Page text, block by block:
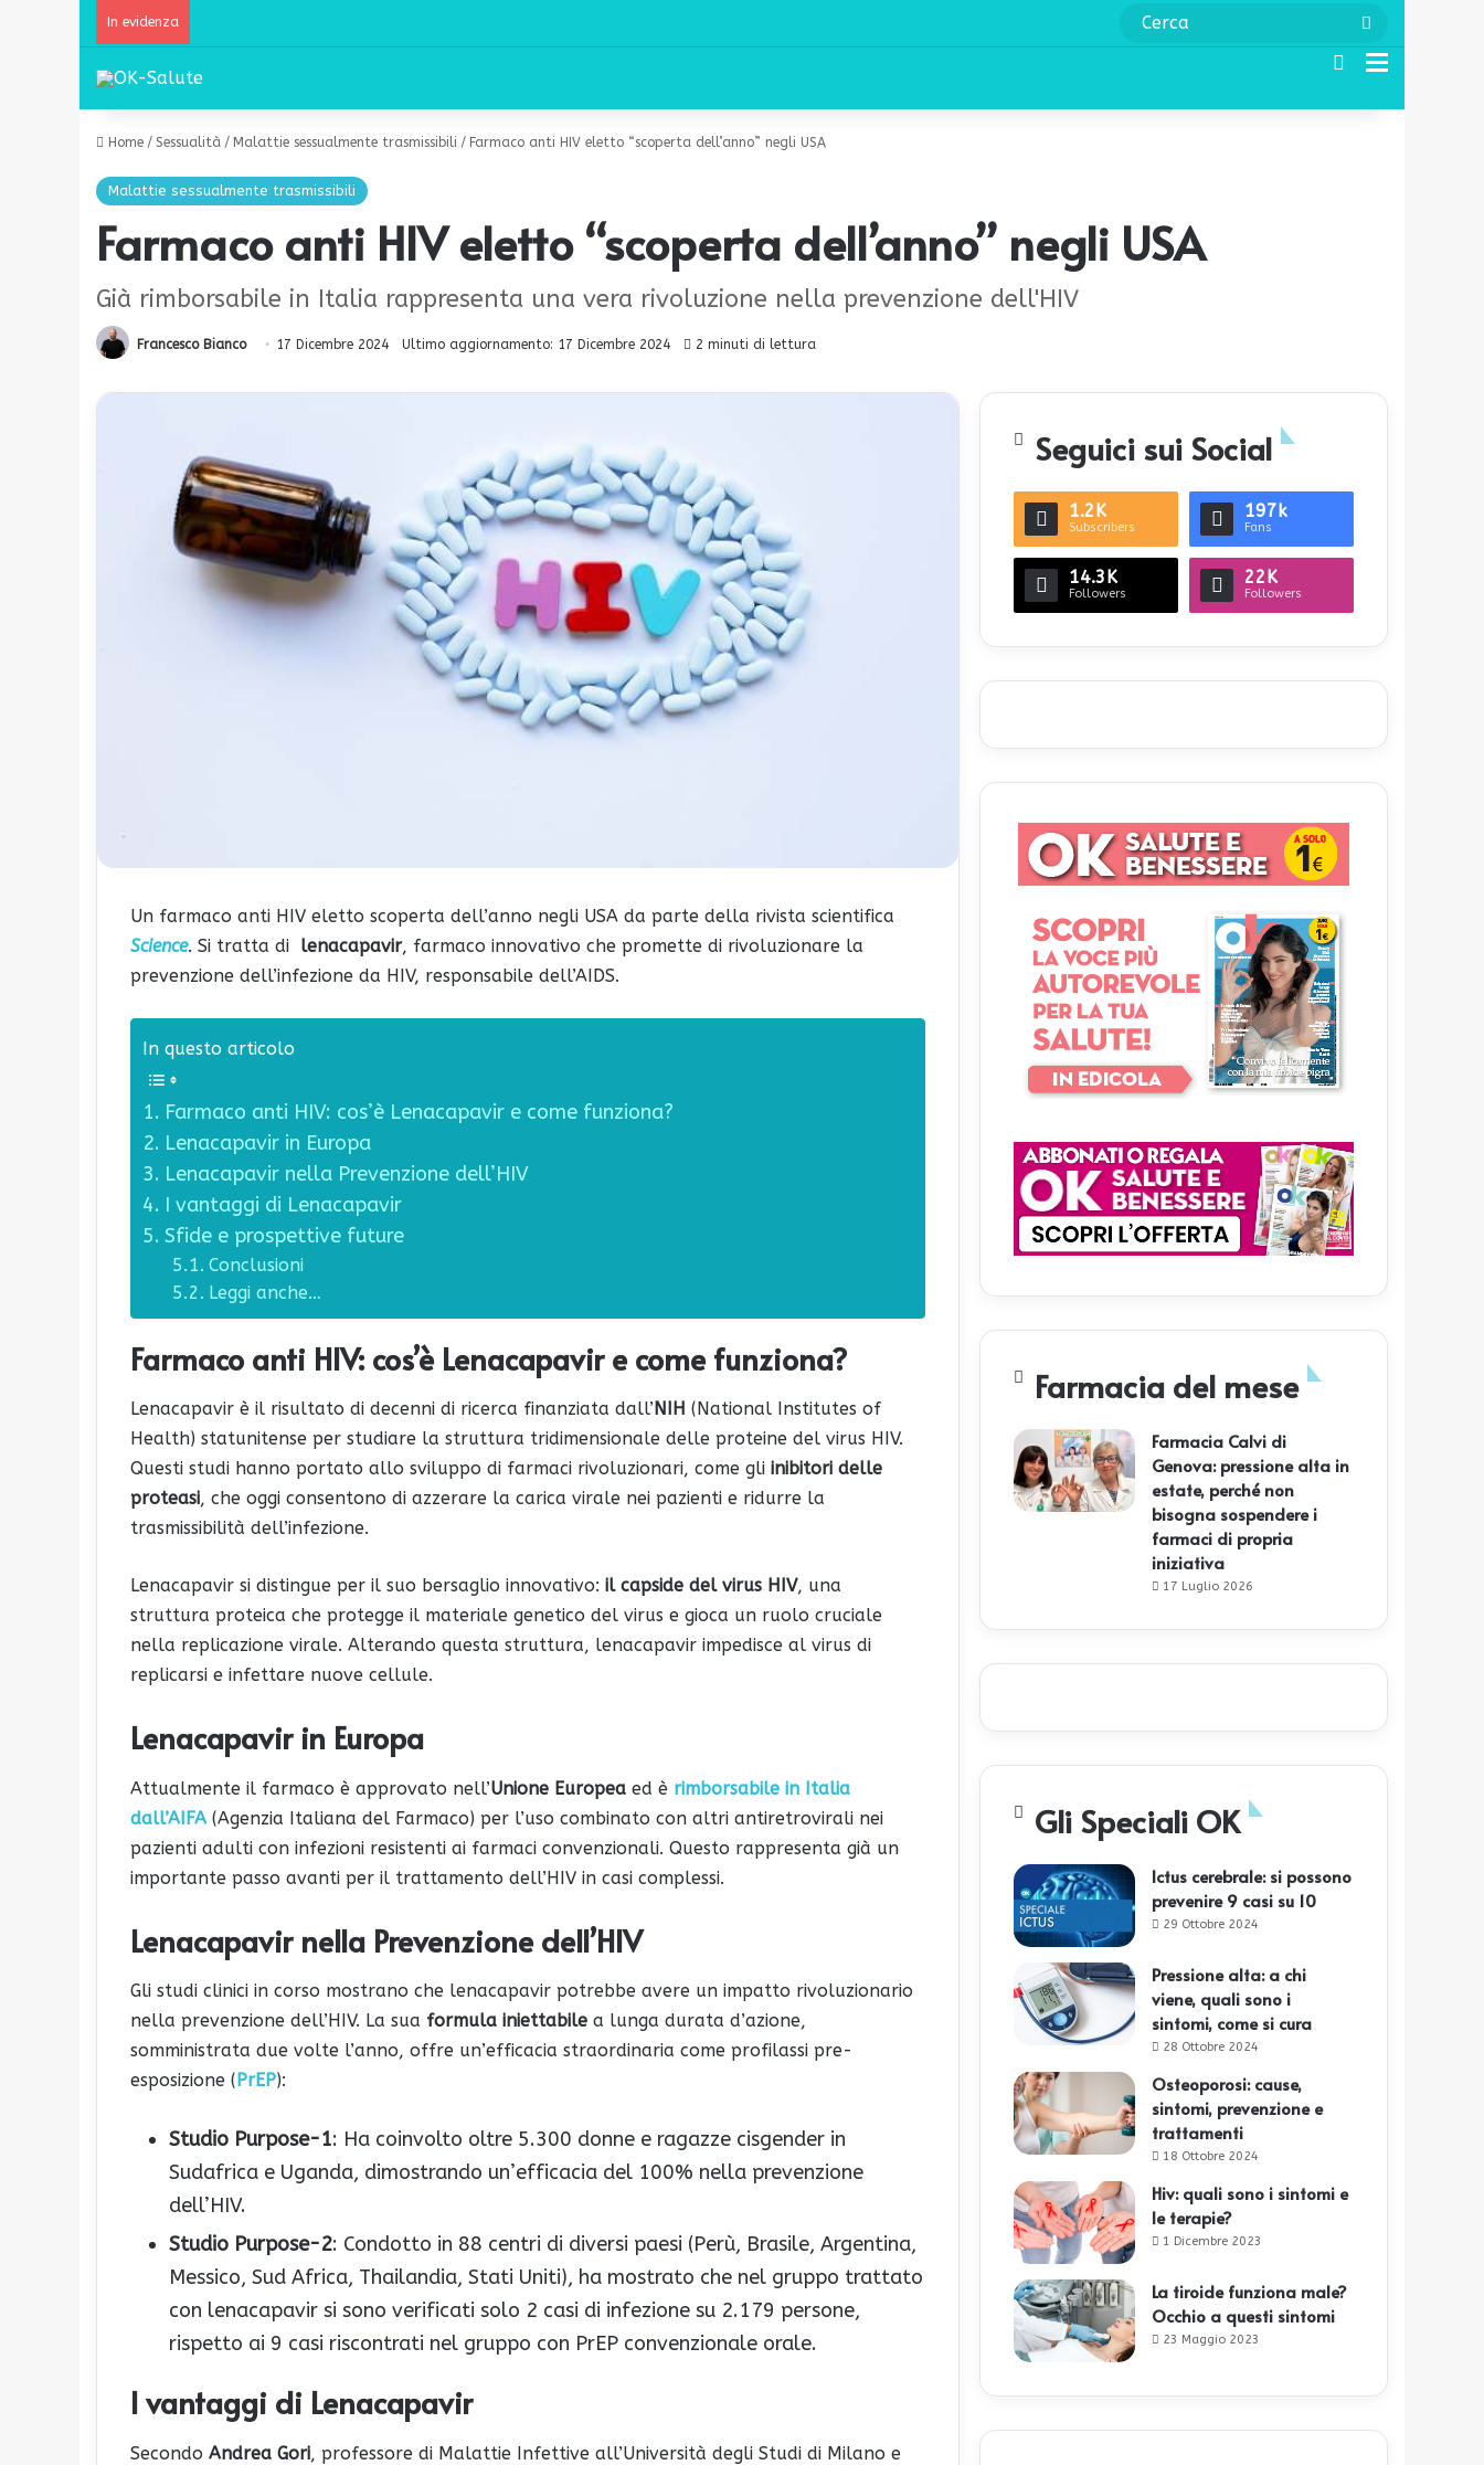
In evidenza
Cerca
Home / Sessualità / Malattie sessualmente trasmissibili / Farmaco anti HIV eletto “scoperta dell’anno” negli USA
Malattie sessualmente trasmissibili
Farmaco anti HIV eletto “scoperta dell’anno” negli USA
Già rimborsabile in Italia rappresenta una vera rivoluzione nella prevenzione dell'HIV
Francesco Bianco 17 Dicembre 2024 Ultimo aggiornamento: 17 Dicembre 2024 2 minuti di lettura
Un farmaco anti HIV eletto scoperta dell’anno negli USA da parte della rivista scientifica
Science. Si tratta di lenacapavir, farmaco innovativo che promette di rivoluzionare la
prevenzione dell’infezione da HIV, responsabile dell’AIDS.
In questo articolo
Farmaco anti HIV: cos’è Lenacapavir e come funziona?
Lenacapavir in Europa
Lenacapavir nella Prevenzione dell’HIV
I vantaggi di Lenacapavir
Sfide e prospettive future
Conclusioni
Leggi anche…
Farmaco anti HIV: cos’è Lenacapavir e come funziona?
Lenacapavir è il risultato di decenni di ricerca finanziata dall’NIH (National Institutes of
Health) statunitense per studiare la struttura tridimensionale delle proteine del virus HIV.
Questi studi hanno portato allo sviluppo di farmaci rivoluzionari, come gli inibitori delle
proteasi, che oggi consentono di azzerare la carica virale nei pazienti e ridurre la
trasmissibilità dell’infezione.
Lenacapavir si distingue per il suo bersaglio innovativo: il capside del virus HIV, una
struttura proteica che protegge il materiale genetico del virus e gioca un ruolo cruciale
nella replicazione virale. Alterando questa struttura, lenacapavir impedisce al virus di
replicarsi e infettare nuove cellule.
Lenacapavir in Europa
Attualmente il farmaco è approvato nell’Unione Europea ed è rimborsabile in Italia
dall’AIFA(Agenzia Italiana del Farmaco) per l’uso combinato con altri antiretrovirali nei
pazienti adulti con infezioni resistenti ai farmaci convenzionali. Questo rappresenta già un
importante passo avanti per il trattamento dell’HIV in casi complessi.
Lenacapavir nella Prevenzione dell’HIV
Gli studi clinici in corso mostrano che lenacapavir potrebbe avere un impatto rivoluzionario
nella prevenzione dell’HIV. La sua formula iniettabile a lunga durata d’azione,
somministrata due volte l’anno, offre un’efficacia straordinaria come profilassi pre-
esposizione (PrEP):
Studio Purpose-1: Ha coinvolto oltre 5.300 donne e ragazze cisgender in
Sudafrica e Uganda, dimostrando un’efficacia del 100% nella prevenzione
dell’HIV.
Studio Purpose-2: Condotto in 88 centri di diversi paesi (Perù, Brasile, Argentina,
Messico, Sud Africa, Thailandia, Stati Uniti), ha mostrato che nel gruppo trattato
con lenacapavir si sono verificati solo 2 casi di infezione su 2.179 persone,
rispetto ai 9 casi riscontrati nel gruppo con PrEP convenzionale orale.
I vantaggi di Lenacapavir
Secondo Andrea Gori, professore di Malattie Infettive all’Università degli Studi di Milano e
Seguici sui Social
1.2K
Subscribers
197k
Fans
14.3K
Followers
22K
Followers
Farmacia del mese
Farmacia Calvi di
Genova: pressione alta in
estate, perché non
bisogna sospendere i
farmaci di propria
iniziativa
17 Luglio 2026
Gli Speciali OK
Ictus cerebrale: si possono
prevenire 9 casi su 10
29 Ottobre 2024
Pressione alta: a chi
viene, quali sono i
sintomi, come si cura
28 Ottobre 2024
Osteoporosi: cause,
sintomi, prevenzione e
trattamenti
18 Ottobre 2024
Hiv: quali sono i sintomi e
le terapie?
1 Dicembre 2023
La tiroide funziona male?
Occhio a questi sintomi
23 Maggio 2023